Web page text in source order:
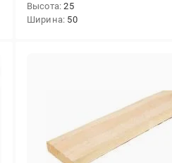
Высота 25
Ширина 50